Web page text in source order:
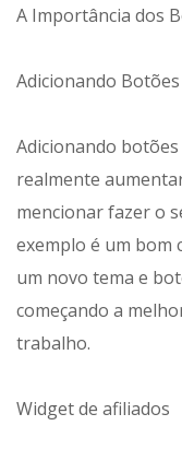
A Importância dos
Adicionando
Adicionando
realmente
mencionar fazer o
exemplo é um bom
um novo tema e
começando a
trabalho.
Widget de afiliados